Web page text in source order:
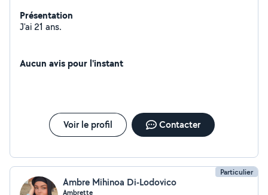
Présentation
J'ai 21 ans.
Aucun avis pour l'instant
Voir le profil Contacter
Particulier
Ambre Mihinoa Di-Lodovico
Ambrette